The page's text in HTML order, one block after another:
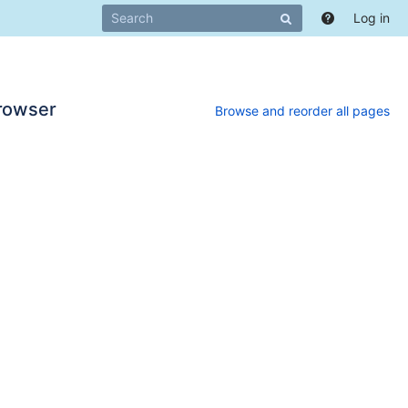
Log in
Browse and reorder all pages